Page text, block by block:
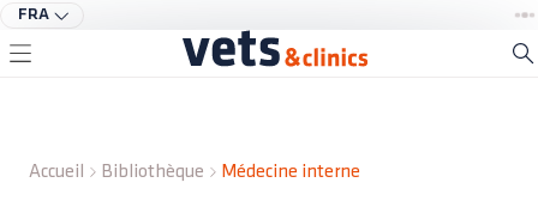
FRA
Accueil Bibliothèque Médecine interne